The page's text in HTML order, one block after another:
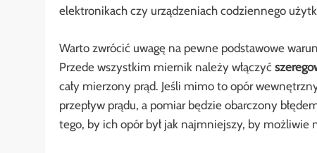
elektronikach czy urządzeniach codziennego
Warto zwrócić uwagę na pewne podstawowe
Przede wszystkim miernik należy włączyć
cały mierzony prąd. Jeśli mimo to opór
przepływ prądu, a pomiar będzie obarczony
tego, by ich opór był jak najmniejszy, by możliwie